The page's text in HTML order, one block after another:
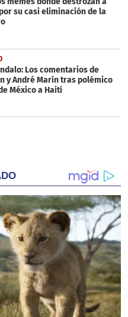
su casi eliminación de la
Los comentarios de
y André Marín tras polémico
México a Haití